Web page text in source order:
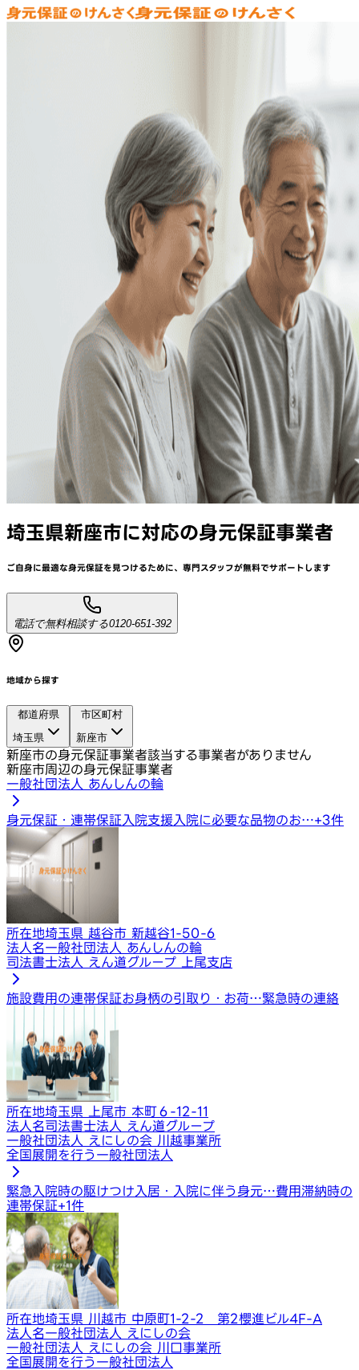
埼玉県新座市に対応の身元保証事業者
ご自身に最適な身元保証を見つけるために、 専門スタッフが無料でサポートします
電話で無料相談する0120-651-392
地域から探す
都道府県
埼玉県
市区町村
新座市
新座市の身元保証事業者該当する事業者がありません
新座市周辺の身元保証事業者
一般社団法人 あんしんの輪
身元保証・連帯保証 入院支援入院に必要な品物のお…+3件
所在地埼玉県 越谷市 新越谷1-50-6
法人名一般社団法人 あんしんの輪
司法書士法人 えん道グループ 上尾支店
施設費用の連帯保証お身柄の引取り・お荷…緊急時の連絡
所在地埼玉県 上尾市 本町６-12-11
法人名司法書士法人 えん道グループ
一般社団法人 えにしの会 川越事業所
全国展開を行う一般社団法人
緊急入院時の駆けつけ 入居・入院に伴う身元…費用滞納時の
連帯保証+1件
所在地埼玉県 川越市 中原町1-2-2 第2櫻進ビル4F-A
法人名一般社団法人 えにしの会
一般社団法人 えにしの会 川口事業所
全国展開を行う一般社団法人